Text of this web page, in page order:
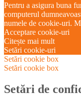
Pentru a asigura buna
computerul
numele de cookie-uri.
Acceptare cookie-uri
Citește mai mult
Setări cookie-uri
Setări cookie box
Setări cookie box
Setări de